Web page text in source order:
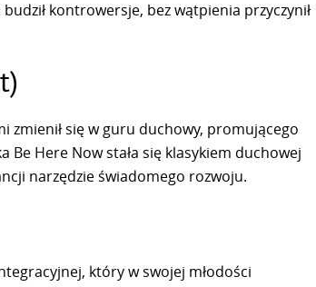
kontrowersje, bez wątpienia przyczynił
zmienił się w guru duchowy, promującego
Be Here Now stała się klasykiem duchowej
narzędzie świadomego rozwoju.
który w swojej młodości